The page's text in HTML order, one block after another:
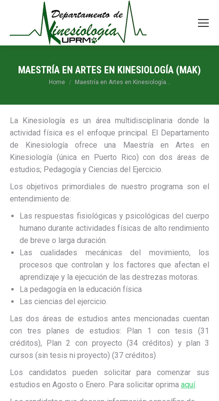
MAESTRÍA EN ARTES EN KINESIOLOGÍA (MAK)
You are here:
Home Maestría en Artes en Kinesiología…
La Kinesiología es un área multidisciplinaria donde la
actividad física es el enfoque principal. El Departamento
de Kinesiología ofrece una Maestría en Artes en
Kinesiología (única en Puerto Rico) con dos áreas de
estudios; Pedagogía y Ciencias del Ejercicio.
Los objetivos primordiales de nuestro programa son el
entendimiento de:
Las respuestas fisiológicas y psicológicas del cuerpo
humano durante actividades físicas de alto rendimiento
de breve o larga duración.
Las cualidades mecánicas del movimiento, los
procesos que controlan y los factores que afectan el
aprendizaje y la ejecución de las destrezas motoras.
La pedagogía en la educación física
Las ciencias del ejercicio.
Las dos áreas de estudios antes mencionadas cuentan
con tres planes de estudios: Plan 1 con tesis (31
créditos), Plan 2 con proyecto (34 créditos) y plan 3
cursos (sin tesis ni proyecto) (37 créditos)
Los candidatos pueden solicitar para comenzar sus
estudios en Agosto o Enero. Para solicitar oprima aquí.